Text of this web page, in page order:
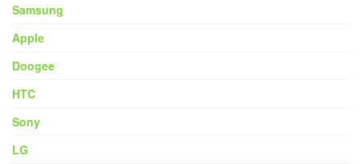
Samsung
Apple
Doogee
HTC
Sony
LG